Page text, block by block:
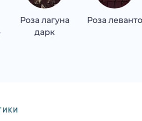
Роза лагуна
дарк
Роза леванто